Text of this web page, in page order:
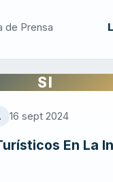
de Prensa
SI
16 sept 2024
En La